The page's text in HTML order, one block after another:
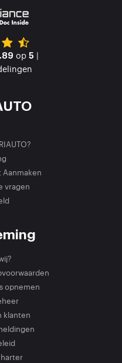
op 5 |
Aanmaken
vragen
opnemen
klanten